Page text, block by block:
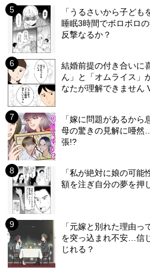
「うるさいから子ど
睡眠3時間でボロボロ
反撃なるか？
結婚前提の付き合いに
ん」と「オムライス」
なたが理解できません
「嫁に問題があるか
母の驚きの見解に唖然
張!?
「私が絶対に娘の可
額を注ぎ自分の夢を押
「元嫁と別れた理由
を突っ込まれ不安…信
じれる？